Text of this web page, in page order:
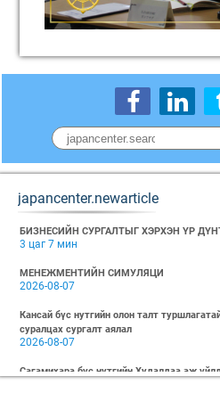
japancenter.newarticle
БИЗНЕСИЙН СУРГАЛТЫГ ХЭРХЭН ҮР
3 цаг 7 мин
МЕНЕЖМЕНТИЙН СИМУЛЯЦИ
2026-08-07
Кансай бүс нутгийн олон талт
суралцах сургалт аялал
2026-08-07
Сагамихара бүс нутгийн Худалдаа аж